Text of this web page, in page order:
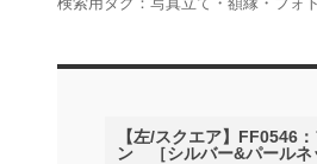
【左/スクエア】
ン ［シルバー&パール